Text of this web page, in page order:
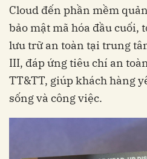
Cloud đến phần mềm
bảo mật mã hóa đầu cuối,
lưu trữ an toàn tại trung
III, đáp ứng tiêu chí an
TT&TT, giúp khách hàng